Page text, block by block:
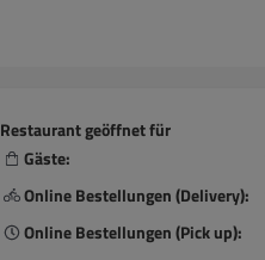
Restaurant geöffnet für
Gäste:
Online Bestellungen (Delivery):
Online Bestellungen (Pick up):